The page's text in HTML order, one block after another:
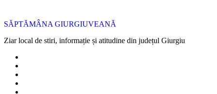
SĂPTĂMÂNA GIURGIUVEANĂ
Ziar local de stiri, informație și atitudine din județul Giurgiu